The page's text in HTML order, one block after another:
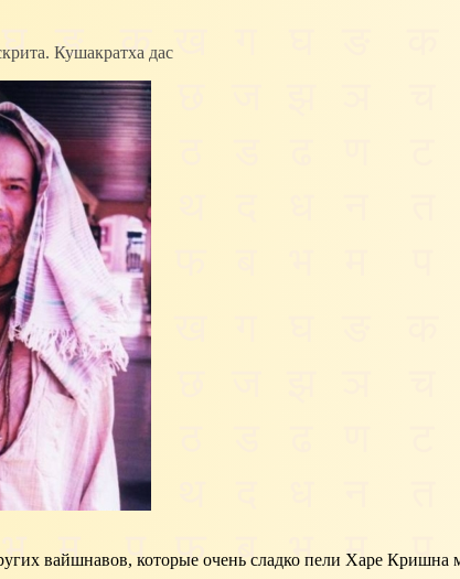
Кушакратха дас
вайшнавов, которые очень сладко пели Харе Кришна